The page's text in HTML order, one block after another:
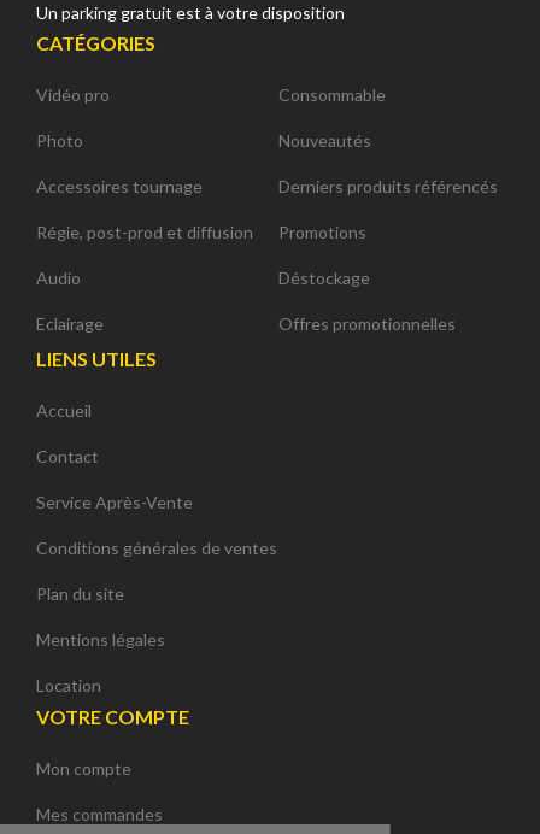
Un parking gratuit est à votre disposition
CATÉGORIES
Vidéo pro
Photo
Accessoires tournage
Régie, post-prod et diffusion
Audio
Eclairage
Consommable
Nouveautés
Derniers produits référencés
Promotions
Déstockage
Offres promotionnelles
LIENS UTILES
Accueil
Contact
Service Après-Vente
Conditions générales de ventes
Plan du site
Mentions légales
Location
VOTRE COMPTE
Mon compte
Mes commandes